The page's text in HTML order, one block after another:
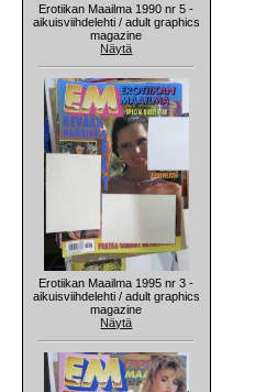
Erotiikan Maailma 1990 nr 5 -
aikuisviihdelehti / adult graphics
magazine
Näytä
Erotiikan Maailma 1995 nr 3 -
aikuisviihdelehti / adult graphics
magazine
Näytä